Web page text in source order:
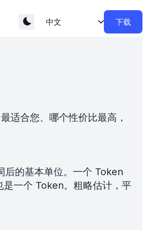
下载
适合您、哪个性价比最高，
后的基本单位。一个 Token
一个 Token。粗略估计，平